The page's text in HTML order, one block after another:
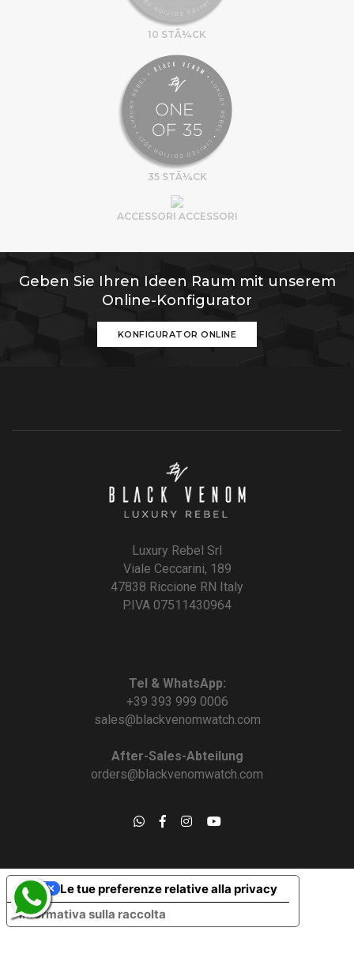
10 STÃ¼CK
35 STÃ¼CK
ACCESSORI ACCESSORI
Geben Sie Ihren Ideen Raum mit unserem
Online-Konfigurator
KONFIGURATOR ONLINE
Luxury Rebel Srl
Viale Ceccarini, 189
47838 Riccione RN Italy
P.IVA 07511430964
Tel & WhatsApp:
+39 393 999 0006
sales@blackvenomwatch.com
After-Sales-Abteilung
orders@blackvenomwatch.com
Informativa sulla raccolta
Le tue preferenze relative alla privacy